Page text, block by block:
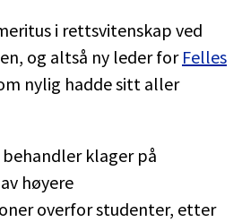
i rettsvitenskap ved
og altså ny leder for Felles
nylig hadde sitt aller
klager på
høyere
overfor studenter, etter